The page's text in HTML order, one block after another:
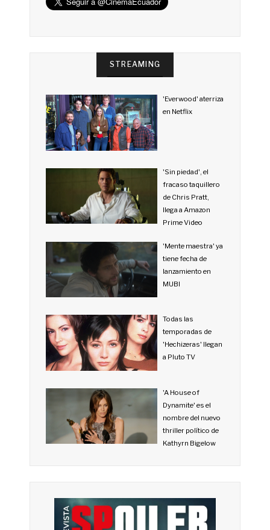
STREAMING
'Everwood' aterriza
en Netflix
'Sin piedad', el
fracaso taquillero
de Chris Pratt,
llega a Amazon
Prime Video
'Mente maestra' ya
tiene fecha de
lanzamiento en
MUBI
Todas las
temporadas de
'Hechizeras' llegan
a Pluto TV
'A House of
Dynamite' es el
nombre del nuevo
thriller político de
Kathyrn Bigelow